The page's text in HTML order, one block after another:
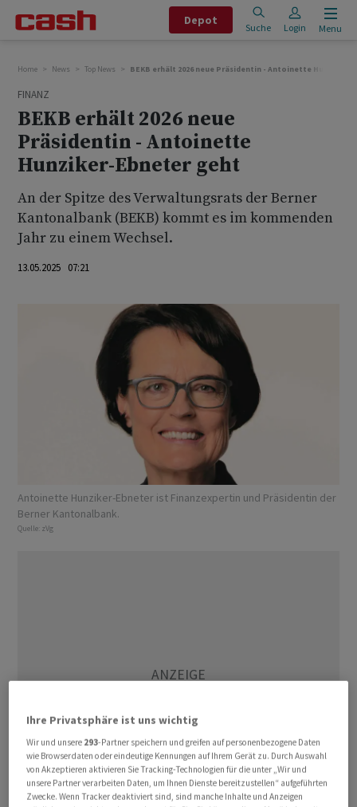
Depot
Suche Login Menu
Home News Top News BEKB erhält 2026 neue Präsidentin - Antoinette Hunziker-
FINANZ
BEKB erhält 2026 neue
Präsidentin - Antoinette
Hunziker-Ebneter geht
An der Spitze des Verwaltungsrats der Berner
Kantonalbank (BEKB) kommt es im kommenden
Jahr zu einem Wechsel.
13.05.2025 07:21
Antoinette Hunziker-Ebneter ist Finanzexpertin und Präsidentin der
Berner Kantonalbank.
Quelle: zVg
Ihre Privatsphäre ist uns wichtig
Wir und unsere 293-Partner speichern und greifen auf personenbezogene Daten
wie Browserdaten oder eindeutige Kennungen auf Ihrem Gerät zu. Durch Auswahl
von Akzeptieren aktivieren Sie Tracking-Technologien für die unter „Wir und
unsere Partner verarbeiten Daten, um Ihnen Dienste bereitzustellen“ aufgeführten
Zwecke. Wenn Tracker deaktiviert sind, sind manche Inhalte und Anzeigen